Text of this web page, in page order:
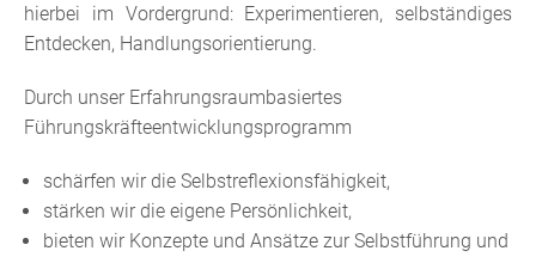
hierbei im Vordergrund: Experimentieren, selbständiges
Entdecken, Handlungsorientierung.
Durch unser Erfahrungsraumbasiertes
Führungskräfteentwicklungsprogramm
schärfen wir die Selbstreflexionsfähigkeit,
stärken wir die eigene Persönlichkeit,
bieten wir Konzepte und Ansätze zur Selbstführung und